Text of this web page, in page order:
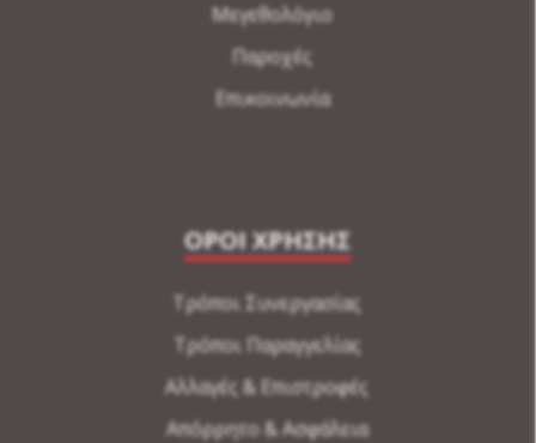
Μεγεθολόγιο
Παροχές
Επικοινωνία
ΟΡΟΙ ΧΡΗΣΗΣ
Τρόποι Συνεργασίας
Τρόποι Παραγγελίας
Αλλαγές & Επιστροφές
Απόρρητο & Ασφάλεια